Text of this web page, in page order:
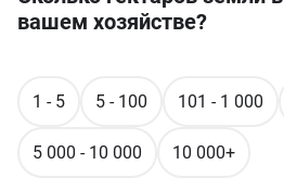
вашем хозяйстве?
1 - 5 5 - 100 101 - 1 000
5 000 - 10 000 10 000+